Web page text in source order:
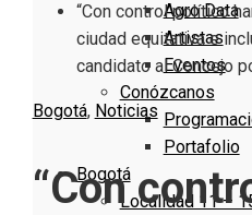
Agro Data
Artistas
Eventos
Conózcanos
Portafolio
Bogotá
Localidad 11 –
“Con control político
ciudad equitativa e
candidato al Concejo
Bogotá, Noticias
“Con